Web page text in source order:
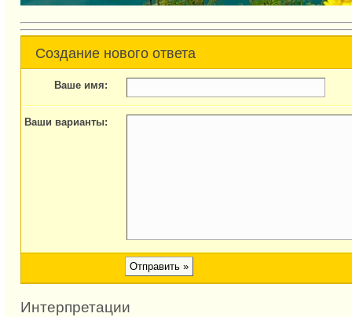
Создание нового ответа
Ваше имя:
Ваши варианты:
Интерпретации